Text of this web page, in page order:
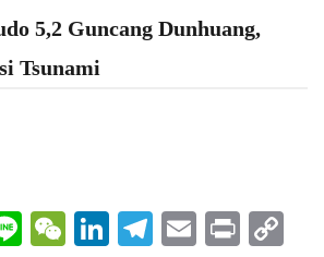
5,2 Guncang Dunhuang,
Tsunami
LineWeChat
LinkedIn
Telegram
Email
Print